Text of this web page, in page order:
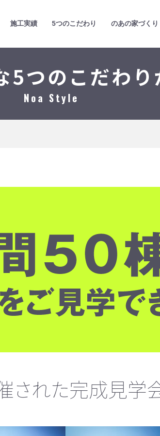
施工実績 5つのこだわり のあの家づくり
5つのこだわ
Noa Style
された完成見学